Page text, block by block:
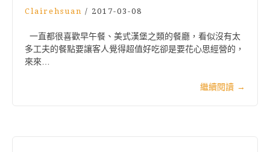
Clairehsuan / 2017-03-08
一直都很喜歡早午餐、美式漢堡之類的餐廳，看似沒有太
多工夫的餐點要讓客人覺得超值好吃卻是要花心思經營的，
來來…
繼續閱讀 →